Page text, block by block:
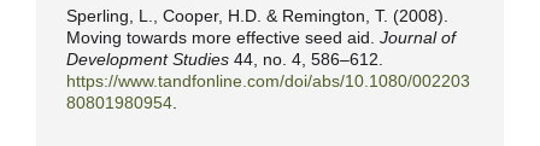
Sperling, L., Cooper, H.D. & Remington, T. (2008).
Moving towards more effective seed aid. Journal of
Development Studies 44, no. 4, 586–612.
https://www.tandfonline.com/doi/abs/10.1080/002203
80801980954